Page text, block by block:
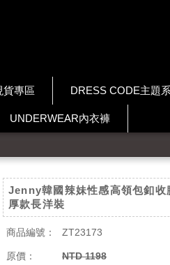
貨專區 DRESS CODE主題
UNDERWEAR內衣褲
Jenny韓國辣妹性感高領包釦收
厚款長洋裝
商品編號： ZT23173
原價： NTD 1198